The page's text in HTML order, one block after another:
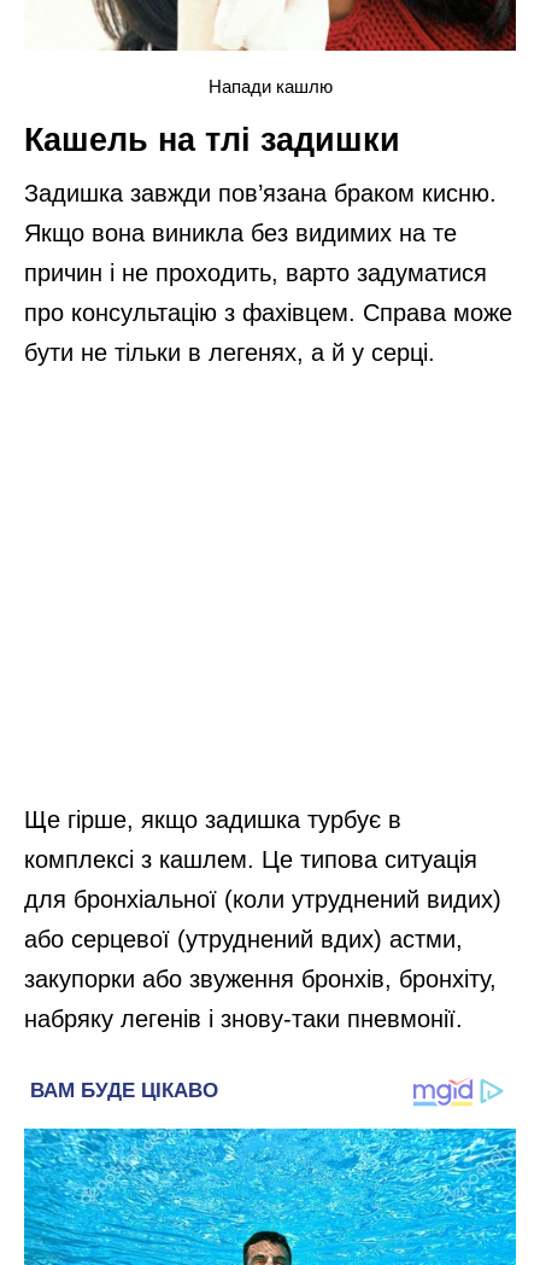
Напади кашлю
Кашель на тлі задишки
Задишка завжди пов’язана браком кисню.
Якщо вона виникла без видимих на те
причин і не проходить, варто задуматися
про консультацію з фахівцем. Справа може
бути не тільки в легенях, а й у серці.
Ще гірше, якщо задишка турбує в
комплексі з кашлем. Це типова ситуація
для бронхіальної (коли утруднений видих)
або серцевої (утруднений вдих) астми,
закупорки або звуження бронхів, бронхіту,
набряку легенів і знову-таки пневмонії.